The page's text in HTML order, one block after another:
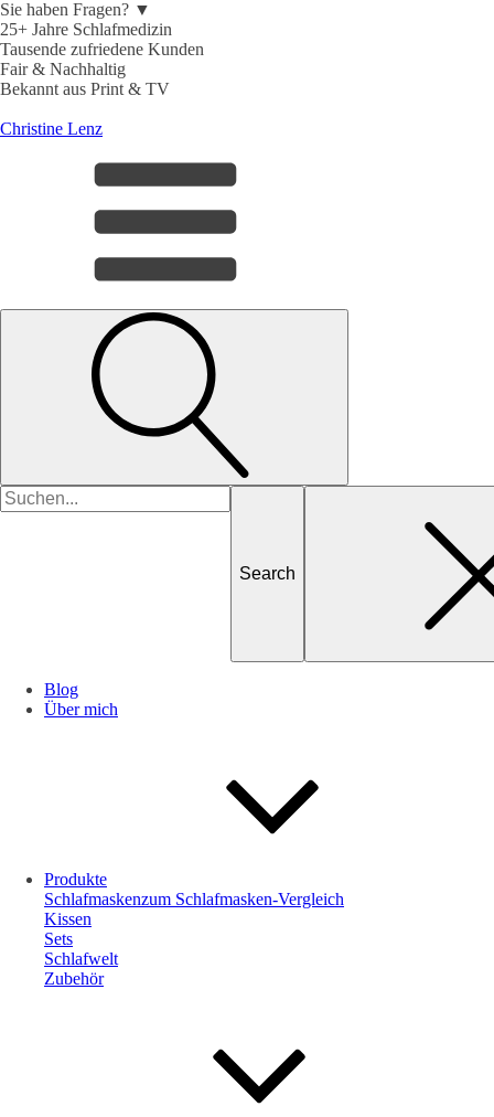
Sie haben Fragen? ▼
25+ Jahre Schlafmedizin
Tausende zufriedene Kunden
Fair & Nachhaltig
Bekannt aus Print & TV
Christine Lenz
Search
for
Blog
Über mich
Produkte
Schlafmasken
Kissen
Sets
Schlafwelt
Zubehör
zum Schlafmasken-Vergleich